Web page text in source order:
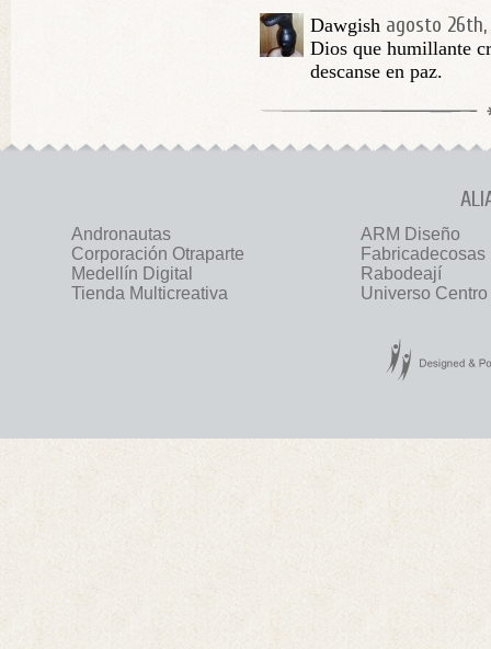
Dawgish agosto 26th,
Dios que humillante
descanse en paz.
Andronautas
ARM Diseño
Corporación Otraparte
Fabricadecosas
Medellín Digital
Rabodeají
Tienda Multicreativa
Universo Centro